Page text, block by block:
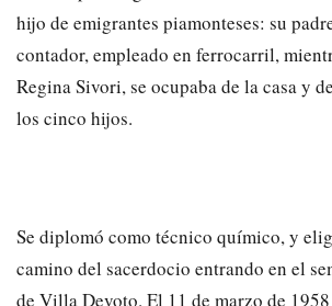
hijo de emigrantes piamonteses: su
contador, empleado en ferrocarril,
Regina Sivori, se ocupaba de la casa y
los cinco hijos.
Se diplomó como técnico químico, y
camino del sacerdocio entrando en el
de Villa Devoto. El 11 de marzo de